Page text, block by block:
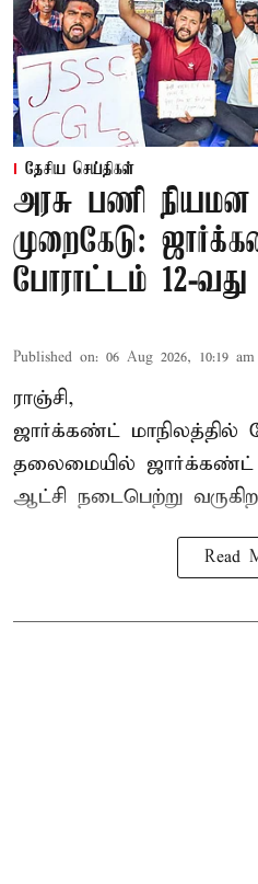
தேசிய செய்திகள்
அரசு பணி நியமன
முறைகேடு:
போராட்டம் 12-வது
Published on: 06 Aug 2026, 10:19 am
ராஞ்சி,
ஜார்க்கண்ட்
தலைமையில் ஜார்க்கண்ட்
ஆட்சி நடைபெற்று
Read